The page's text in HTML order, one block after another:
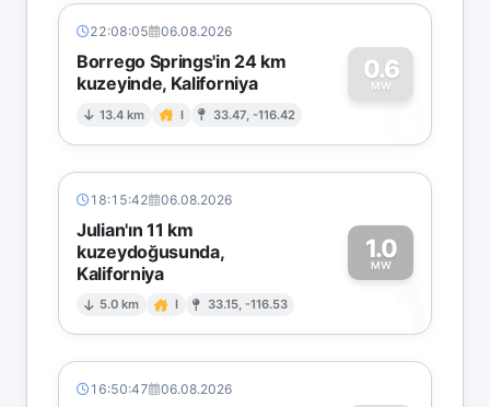
22:08:05 06.08.2026
Borrego Springs'in 24 km
kuzeyinde, Kaliforniya
13.4 km I 33.47, -116.42
0.6
MW
0
18:15:42 06.08.2026
Julian'ın 11 km
kuzeydoğusunda,
Kaliforniya
5.0 km I 33.15, -116.53
1.0
MW
1
16:50:47 06.08.2026